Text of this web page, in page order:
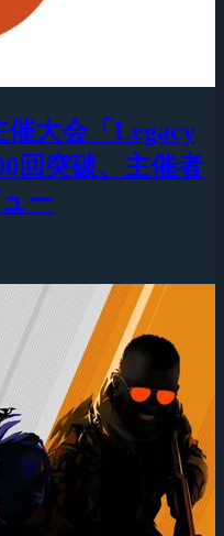
大会「Legacy
回突破、主催者
ー